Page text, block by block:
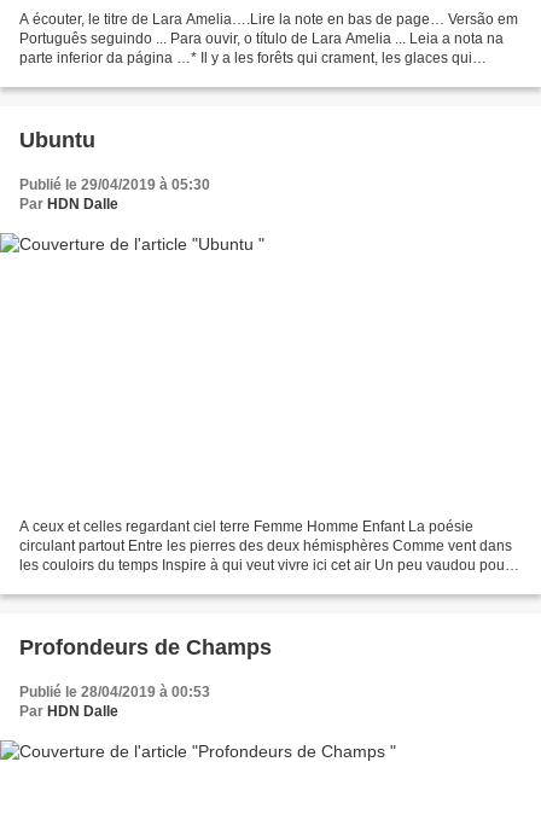
A écouter, le titre de Lara Amelia….Lire la note en bas de page… Versão em
Português seguindo ... Para ouvir, o título de Lara Amelia ... Leia a nota na
parte inferior da página …* Il y a les forêts qui crament, les glaces qui
Ubuntu
Publié le 29/04/2019 à 05:30
Par HDN Dalle
A ceux et celles regardant ciel terre Femme Homme Enfant La poésie
circulant partout Entre les pierres des deux hémisphères Comme vent dans
les couloirs du temps Inspire à qui veut vivre ici cet air Un peu vaudou pour
Profondeurs de Champs
Publié le 28/04/2019 à 00:53
Par HDN Dalle